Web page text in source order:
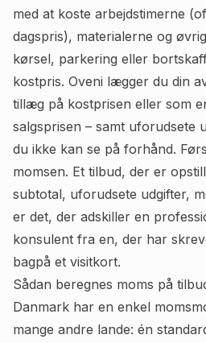
med at koste arbejdstimerne
dagspris), materialerne og
kørsel, parkering eller
kostpris. Oveni lægger du din
tillæg på kostprisen eller som
salgsprisen – samt uforudsete
du ikke kan se på forhånd.
momsen. Et tilbud, der er
subtotal, uforudsete udgifter,
er det, der adskiller en
konsulent fra en, der har
bagpå et visitkort.
Sådan beregnes moms på
Danmark har en enkel
mange andre lande: én